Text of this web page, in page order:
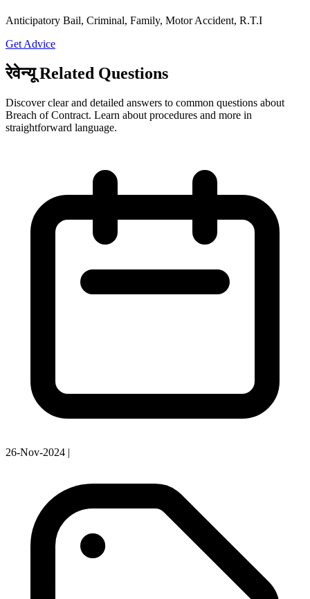
Anticipatory Bail, Criminal, Family, Motor Accident, R.T.I
Get Advice
रेवेन्यू Related Questions
Discover clear and detailed answers to common questions about
Breach of Contract. Learn about procedures and more in
straightforward language.
26-Nov-2024 |